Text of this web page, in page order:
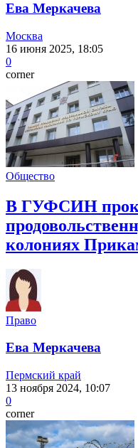
Ева Меркачева
Москва
16 июня 2025, 18:05
0
corner
Общество
В ГУФСИН
колониях
Право
Ева Меркачева
Пермский край
13 ноября 2024, 10:07
0
corner